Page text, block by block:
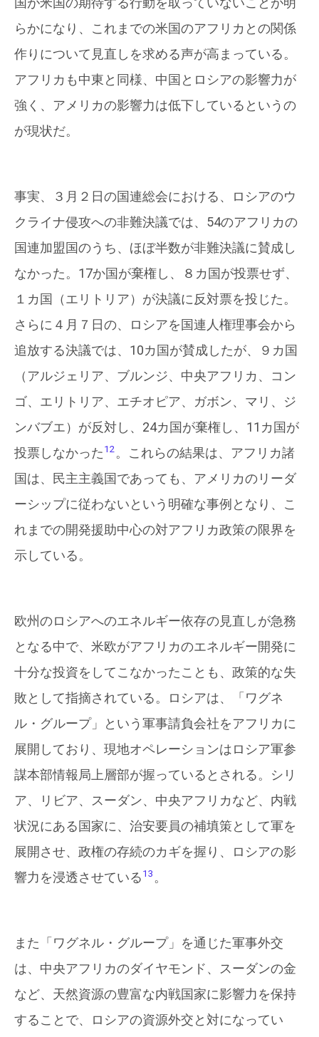
らかになり、これまでの米国のアフリカとの関係
作りについて見直しを求める声が高まっている。
アフリカも中東と同様、中国とロシアの影響力が
強く、アメリカの影響力は低下しているというの
が現状だ。
事実、３月２日の国連総会における、ロシアのウ
クライナ侵攻への非難決議では、54のアフリカの
国連加盟国のうち、ほぼ半数が非難決議に賛成し
なかった。17か国が棄権し、８カ国が投票せず、
１カ国（エリトリア）が決議に反対票を投じた。
さらに４月７日の、ロシアを国連人権理事会から
追放する決議では、10カ国が賛成したが、９カ国
（アルジェリア、ブルンジ、中央アフリカ、コン
ゴ、エリトリア、エチオピア、ガボン、マリ、ジ
ンバブエ）が反対し、24カ国が棄権し、11カ国が
投票しなかった12。これらの結果は、アフリカ諸
国は、民主主義国であっても、アメリカのリーダ
ーシップに従わないという明確な事例となり、こ
れまでの開発援助中心の対アフリカ政策の限界を
示している。
欧州のロシアへのエネルギー依存の見直しが急務
となる中で、米欧がアフリカのエネルギー開発に
十分な投資をしてこなかったことも、政策的な失
敗として指摘されている。ロシアは、「ワグネ
ル・グループ」という軍事請負会社をアフリカに
展開しており、現地オペレーションはロシア軍参
謀本部情報局上層部が握っているとされる。シリ
ア、リビア、スーダン、中央アフリカなど、内戦
状況にある国家に、治安要員の補填策として軍を
展開させ、政権の存続のカギを握り、ロシアの影
響力を浸透させている13 。
また「ワグネル・グループ」を通じた軍事外交
は、中央アフリカのダイヤモンド、スーダンの金
など、天然資源の豊富な内戦国家に影響力を保持
することで、ロシアの資源外交と対になってい